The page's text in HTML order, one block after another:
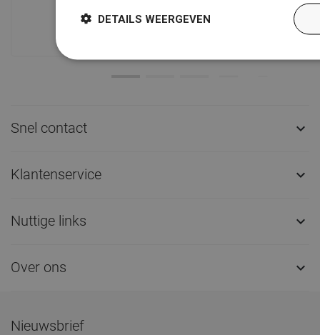
dan 1500.000 beschikbare producten!
Snel contact 
Klantenservice 
Nuttige links 
Over ons 
Nieuwsbrief
DETAILS WEERGEVEN